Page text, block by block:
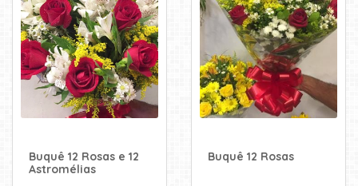
Buquê 12 Rosas e 12
Astromélias
Buquê 12 Rosas